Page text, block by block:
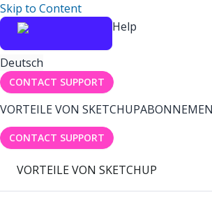
Skip to Content
Help
Deutsch
CONTACT SUPPORT
VORTEILE VON SKETCHUP
CONTACT SUPPORT
VORTEILE VON SKETCHUP